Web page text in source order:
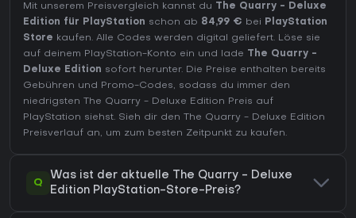
Mit unserem Preisvergleich kannst du The Quarry - Deluxe
Edition für PlayStation schon ab 84,99 € bei PlayStation
Store kaufen. Alle Codes werden digital geliefert. Löse sie
auf deinem PlayStation-Konto ein und lade The Quarry -
Deluxe Edition sofort herunter. Die Preise enthalten bereits
Gebühren und Promo-Codes, sodass du immer den
niedrigsten The Quarry - Deluxe Edition Preis auf
PlayStation siehst. Sieh dir den The Quarry - Deluxe Edition
Preisverlauf an, um zum besten Zeitpunkt zu kaufen.
Q
Was ist der aktuelle The Quarry - Deluxe
Edition PlayStation-Store-Preis?